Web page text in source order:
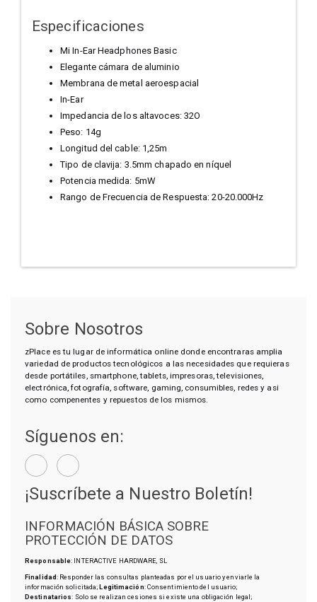
Especificaciones
Mi In-Ear Headphones Basic
Elegante cámara de aluminio
Membrana de metal aeroespacial
In-Ear
Impedancia de los altavoces: 32O
Peso: 14g
Longitud del cable: 1,25m
Tipo de clavija: 3.5mm chapado en níquel
Potencia medida: 5mW
Rango de Frecuencia de Respuesta: 20-20.000Hz
Sobre Nosotros
zPlace es tu lugar de informática online donde encontraras amplia
variedad de productos tecnológicos a las necesidades que requieras
desde portátiles, smartphone, tablets, impresoras, televisiones,
electrónica, fotografía, software, gaming, consumibles, redes y asi
como compenentes y repuestos de los mismos.
Síguenos en:
¡Suscríbete a Nuestro Boletín!
INFORMACIÓN BÁSICA SOBRE
PROTECCIÓN DE DATOS
Responsable: INTERACTIVE HARDWARE, SL
Finalidad: Responder las consultas planteadas por el usuario y enviarle la
información solicitada;Legitimación: Consentimiento del usuario;
Destinatarios: Solo se realizan cesiones si existe una obligación legal;